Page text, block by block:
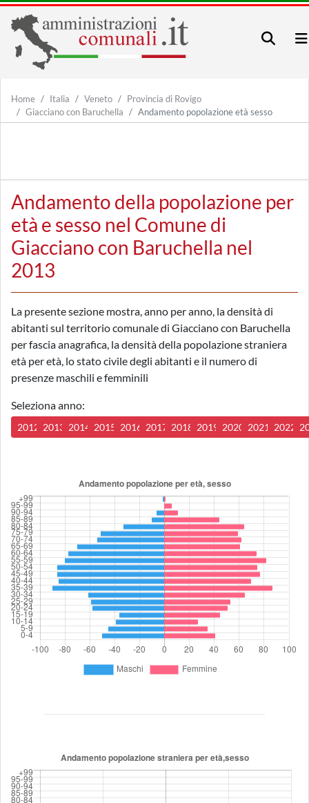
Home Italia Veneto
Provincia di Rovigo
Giacciano con Baruchella
Andamento popolazione età sesso
Andamento della popolazione per
età e sesso nel Comune di
Giacciano con Baruchella nel
2013
La presente sezione mostra, anno per anno, la densità di
abitanti sul territorio comunale di Giacciano con Baruchella
per fascia anagrafica, la densità della popolazione straniera
età per età, lo stato civile degli abitanti e il numero di
presenze maschili e femminili
Seleziona anno:
2012 2013 2014 2015 2016 2017 2018 2019 2020 2021 2022